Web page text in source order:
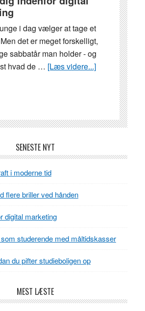
flere
ved
hånden
i dag vælger at tage et
det er meget forskelligt,
sabbatår man holder - og
hvad de … [Læs videre...]om
indenfor
digital
marketing
SENESTE NYT
i moderne tid
flere briller ved hånden
digital marketing
studerende med måltidskasser
du pifter studieboligen op
MEST LÆSTE